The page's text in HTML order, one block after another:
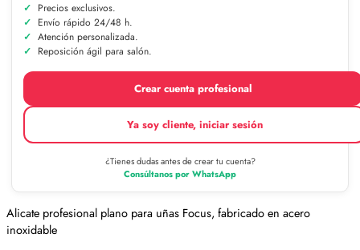
Precios exclusivos.
Envío rápido 24/48 h.
Atención personalizada.
Reposición ágil para salón.
Crear cuenta profesional
Ya soy cliente, iniciar sesión
¿Tienes dudas antes de crear tu cuenta?
Consúltanos por WhatsApp
Alicate profesional plano para uñas Focus, fabricado en acero
inoxidable